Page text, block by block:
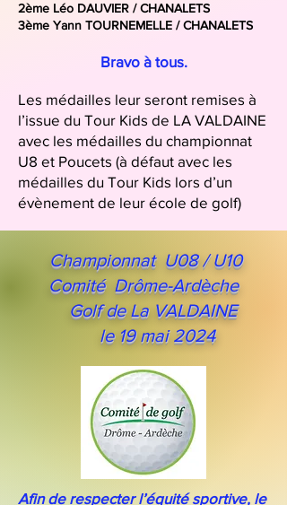
2ème Léo DAUVIER / CHANALETS
3ème Yann TOURNEMELLE / CHANALETS
Bravo à tous.
Les médailles leur seront remises à
l’issue du Tour Kids de LA VALDAINE
avec les médailles du championnat
U8 et Poucets (à défaut avec les
médailles du Tour Kids lors d’un
évènement de leur école de golf)
Championnat U08 / U10
Comité Drôme-Ardèche
Golf de La VALDAINE
le 19 mai 2024
Afin de respecter l’équité sportive, le